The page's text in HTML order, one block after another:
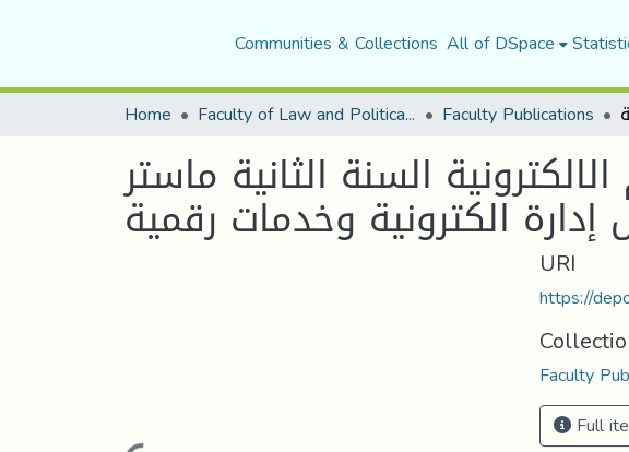
Communities & Collections All of DSpace
Home Faculty of Law and Political Science Faculty Publications
السنة الثانية ماستر
الكترونية وخدمات رقمية
URI
https://
Faculty
Full